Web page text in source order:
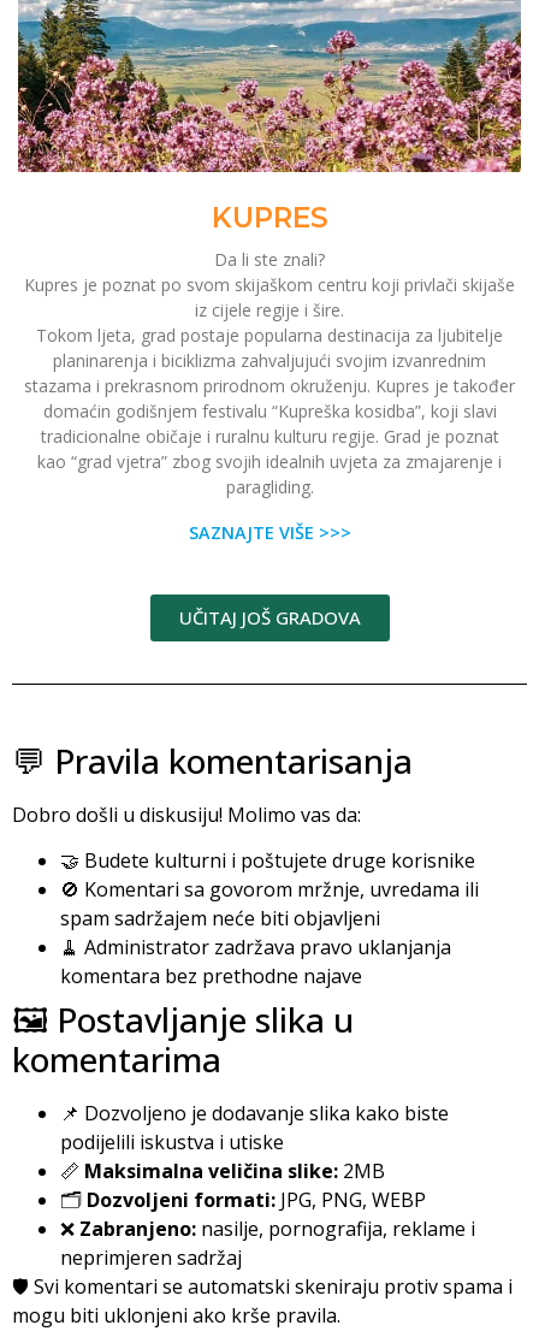
KUPRES
Da li ste znali?
Kupres je poznat po svom skijaškom centru koji privlači skijaše
iz cijele regije i šire.
Tokom ljeta, grad postaje popularna destinacija za ljubitelje
planinarenja i biciklizma zahvaljujući svojim izvanrednim
stazama i prekrasnom prirodnom okruženju. Kupres je također
domaćin godišnjem festivalu “Kupreška kosidba”, koji slavi
tradicionalne običaje i ruralnu kulturu regije. Grad je poznat
kao “grad vjetra” zbog svojih idealnih uvjeta za zmajarenje i
paragliding.
SAZNAJTE VIŠE >>>
UČITAJ JOŠ GRADOVA
💬 Pravila komentarisanja
Dobro došli u diskusiju! Molimo vas da:
🤝 Budete kulturni i poštujete druge korisnike
🚫 Komentari sa govorom mržnje, uvredama ili
spam sadržajem neće biti objavljeni
🧹 Administrator zadržava pravo uklanjanja
komentara bez prethodne najave
🖼️ Postavljanje slika u
komentarima
📌 Dozvoljeno je dodavanje slika kako biste
podijelili iskustva i utiske
📏 Maksimalna veličina slike: 2MB
🗂️ Dozvoljeni formati: JPG, PNG, WEBP
❌ Zabranjeno: nasilje, pornografija, reklame i
neprimjeren sadržaj
🛡️ Svi komentari se automatski skeniraju protiv spama i
mogu biti uklonjeni ako krše pravila.